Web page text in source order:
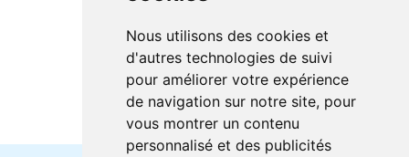
Nous utilisons des cookies et
d'autres technologies de suivi
pour améliorer votre expérience
de navigation sur notre site, pour
vous montrer un contenu
personnalisé et des publicités